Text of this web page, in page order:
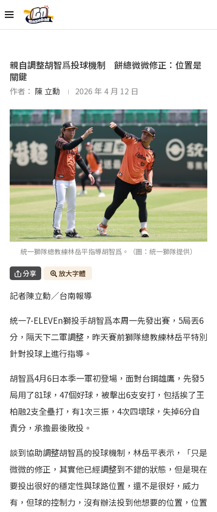
親自調整胡智爲投球機制 餅總微微修正：位置是
關鍵
作者： 陳 立勳 2026 年 4 月 12 日
統一獅隊總教練林岳平指導胡智爲。（圖：統一獅隊提供）
分享 放大字體
記者陳立勳／台南報導
統一7-ELEVEn獅投手胡智爲本周一先發出賽，5局丟6
分，隔天下二軍調整，昨天賽前獅隊總教練林岳平特別
針對投球上進行指導。
胡智爲4月6日本季一軍初登場，面對台鋼雄鷹，先發5
局用了81球，47個好球，被擊出6支安打，包括挨了王
柏融2支全壘打，有1次三振，4次四壞球，失掉6分自
責分，承擔最後敗投。
談到協助調整胡智爲的投球機制，林岳平表示，「只是
微微的修正，其實他已經調整到不錯的狀態，但是現在
要投出很好的穩定性與球路位置，還不是很好，威力
有，但球的控制力，沒有辦法投到他想要的位置，位置